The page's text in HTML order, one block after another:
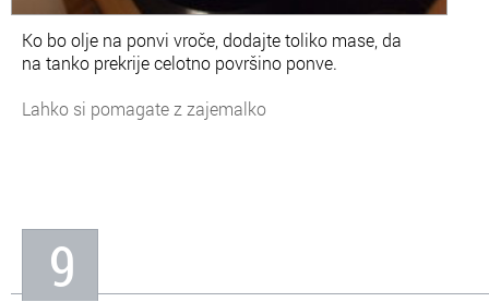
Ko bo olje na ponvi vroče, dodajte toliko mase, da
na tanko prekrije celotno površino ponve.
Lahko si pomagate z zajemalko
9